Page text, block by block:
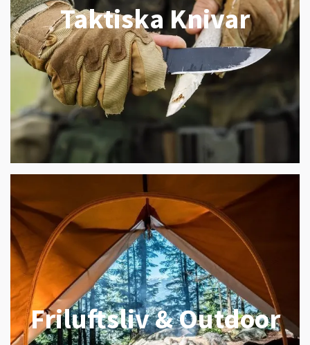
Taktiska Knivar
Friluftsliv & Outdoor